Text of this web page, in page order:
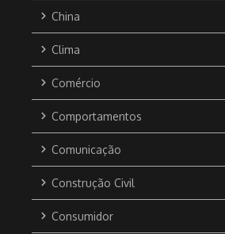
China
Clima
Comércio
Comportamentos
Comunicação
Construção Civil
Consumidor